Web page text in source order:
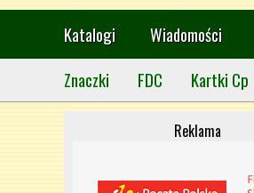
Katalogi Wiadomości
Znaczki
FDC Kartki Cp
Reklama